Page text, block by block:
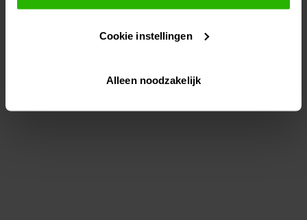
gepersonaliseerde advertenties te plaatsen.
Lees hier meer over in onsprivacybeleid
Via "Cookie instellingen" kun je ook zelf instellen welke
Cookie instellingen
Alleen noodzakelijk